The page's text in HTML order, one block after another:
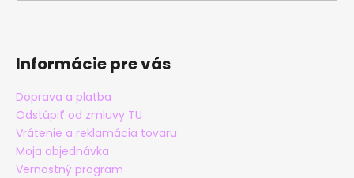
Informácie pre vás
Doprava a platba
Odstúpiť od zmluvy TU
Vrátenie a reklamácia tovaru
Moja objednávka
Vernostný program